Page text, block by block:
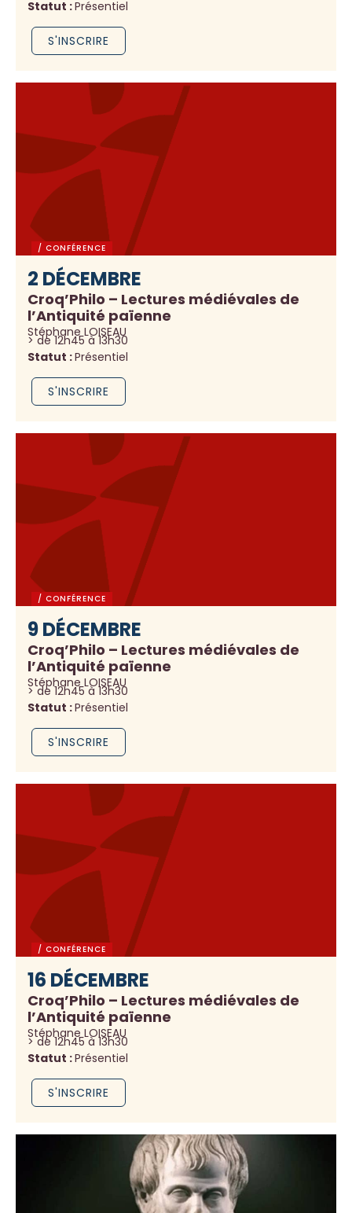
Statut :Présentiel
S'INSCRIRE
/ CONFÉRENCE
2 DÉCEMBRE
Croq’Philo – Lectures médiévales de
l’Antiquité païenne
Stéphane LOISEAU
> de 12h45 à 13h30
Statut :Présentiel
S'INSCRIRE
/ CONFÉRENCE
9 DÉCEMBRE
Croq’Philo – Lectures médiévales de
l’Antiquité païenne
Stéphane LOISEAU
> de 12h45 à 13h30
Statut :Présentiel
S'INSCRIRE
/ CONFÉRENCE
16 DÉCEMBRE
Croq’Philo – Lectures médiévales de
l’Antiquité païenne
Stéphane LOISEAU
> de 12h45 à 13h30
Statut :Présentiel
S'INSCRIRE